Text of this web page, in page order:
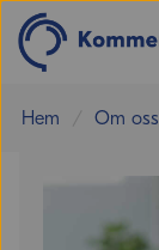
Hem Om oss